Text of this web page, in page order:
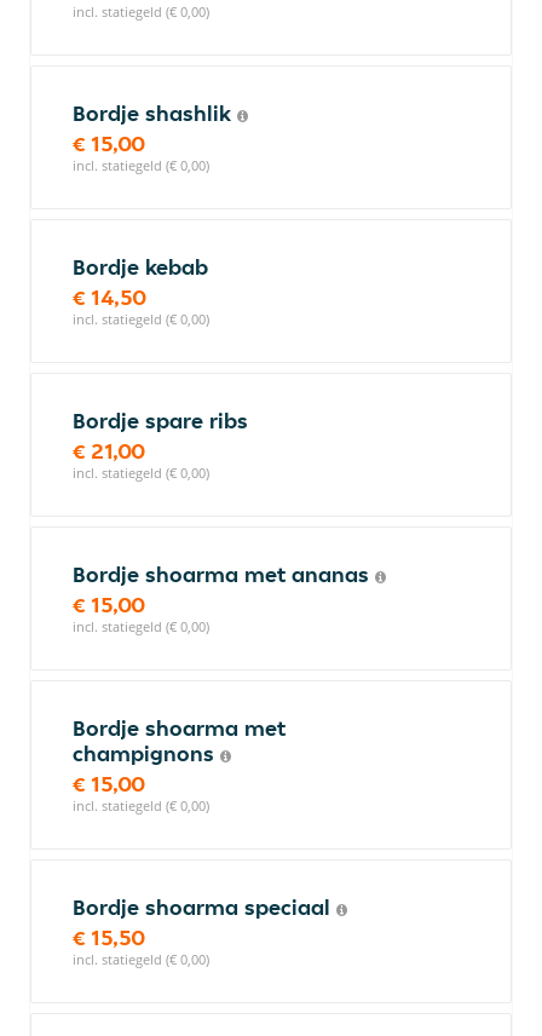
incl. statiegeld (€ 0,00)
Bordje shashlik
€ 15,00
incl. statiegeld (€ 0,00)
Bordje kebab
€ 14,50
incl. statiegeld (€ 0,00)
Bordje spare ribs
€ 21,00
incl. statiegeld (€ 0,00)
Bordje shoarma met ananas
€ 15,00
incl. statiegeld (€ 0,00)
Bordje shoarma met
champignons
€ 15,00
incl. statiegeld (€ 0,00)
Bordje shoarma speciaal
€ 15,50
incl. statiegeld (€ 0,00)